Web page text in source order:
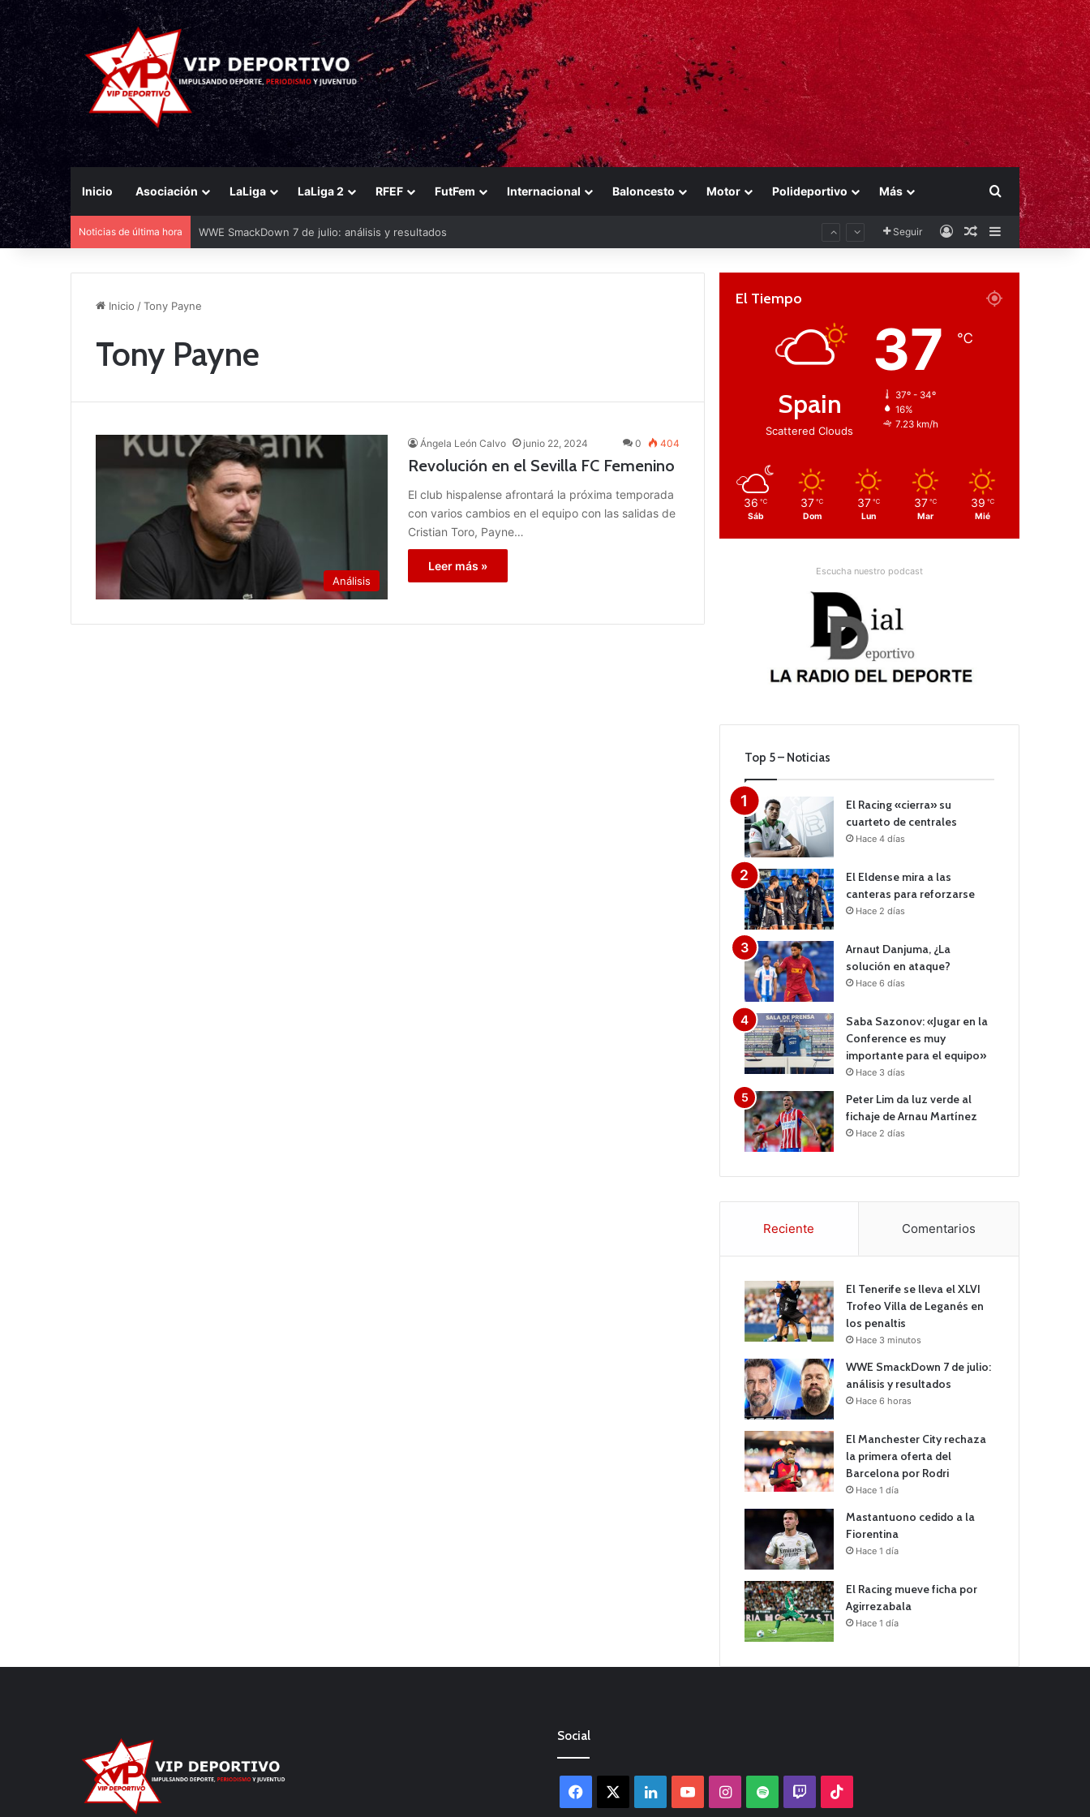
Inicio Asociación LaLiga LaLiga 2 RFEF FutFem Internacional Baloncesto Motor Polideportivo Más Buscar por
Noticias de última hora WWE SmackDown 7 de julio: análisis y resultados Seguir AccesoPublicación al
Barra lateral
Inicio /Tony Payne
Tony Payne
Análisis
Ángela León Calvo junio 22, 2024 0 404
Revolución en el Sevilla FC Femenino
El club hispalense afrontará la próxima temporada
con varios cambios en el equipo con las salidas de
Cristian Toro, Payne…
Leer más »
El Tiempo
Spain
Scattered Clouds
37 ℃
37º - 34º
16%
7.23 km/h
36 ℃
Sáb
37 ℃
Dom
37 ℃
Lun
37 ℃
Mar
39 ℃
Mié
Escucha nuestro podcast
Top 5 – Noticias
El Racing «cierra» su
cuarteto de centrales
Hace 4 días
El Eldense mira a las
canteras para reforzarse
Hace 2 días
Arnaut Danjuma, ¿La
solución en ataque?
Hace 6 días
Saba Sazonov: «Jugar en la
Conference es muy
importante para el equipo»
Hace 3 días
Peter Lim da luz verde al
fichaje de Arnau Martínez
Hace 2 días
Reciente Comentarios
El Tenerife se lleva el XLVI
Trofeo Villa de Leganés en
los penaltis
Hace 3 minutos
WWE SmackDown 7 de julio:
análisis y resultados
Hace 6 horas
El Manchester City rechaza
la primera oferta del
Barcelona por Rodri
Hace 1 día
Mastantuono cedido a la
Fiorentina
Hace 1 día
El Racing mueve ficha por
Agirrezabala
Hace 1 día
Social
Facebook LinkedInYouTubeInstagram
Spotify Twitch